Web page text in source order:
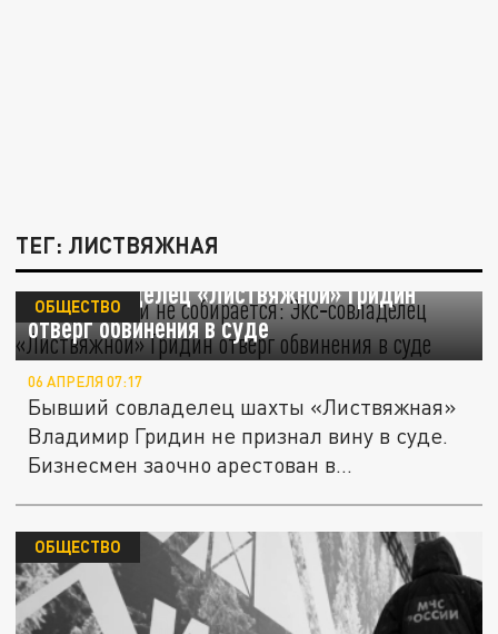
ТЕГ: ЛИСТВЯЖНАЯ
Не признал и не собирается:
Экс‑совладелец «Листвяжной» Гридин
отверг обвинения в суде
ОБЩЕСТВО
06 АПРЕЛЯ 07:17
Бывший совладелец шахты «Листвяжная»
Владимир Гридин не признал вину в суде.
Бизнесмен заочно арестован в...
ОБЩЕСТВО